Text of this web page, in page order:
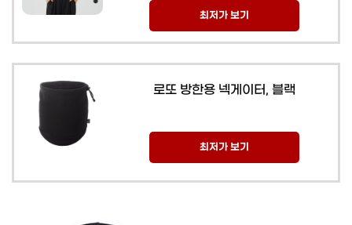
최저가 보기
로또 방한용 넥게이터, 블랙
최저가 보기